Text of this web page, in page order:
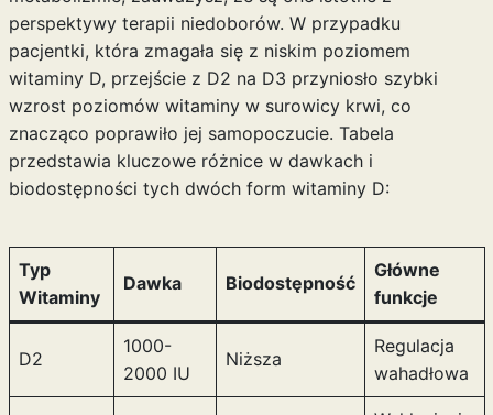
perspektywy terapii niedoborów. W przypadku
pacjentki, która zmagała się z niskim poziomem
witaminy D, przejście z D2 na D3 przyniosło szybki
wzrost poziomów witaminy w surowicy krwi, co
znacząco poprawiło jej samopoczucie. Tabela
przedstawia kluczowe różnice w dawkach i
biodostępności tych dwóch form witaminy D:
Typ
Witaminy
Dawka Biodostępność
Główne
funkcje
D2
1000-
2000 IU
Niższa
Regulacja
wahadłowa